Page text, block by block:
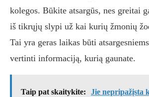
kolegos. Būkite atsargūs, nes greitai
iš tikrųjų slypi už kai kurių žmonių
Tai yra geras laikas būti
vertinti informaciją, kurią gaunate.
Taip pat skaitykite:
Jie nepripažįsta